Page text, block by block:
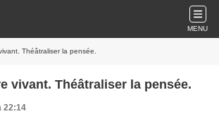
MENU
Théâtraliser la pensée.
vivant. Théâtraliser la pensée.
22:14